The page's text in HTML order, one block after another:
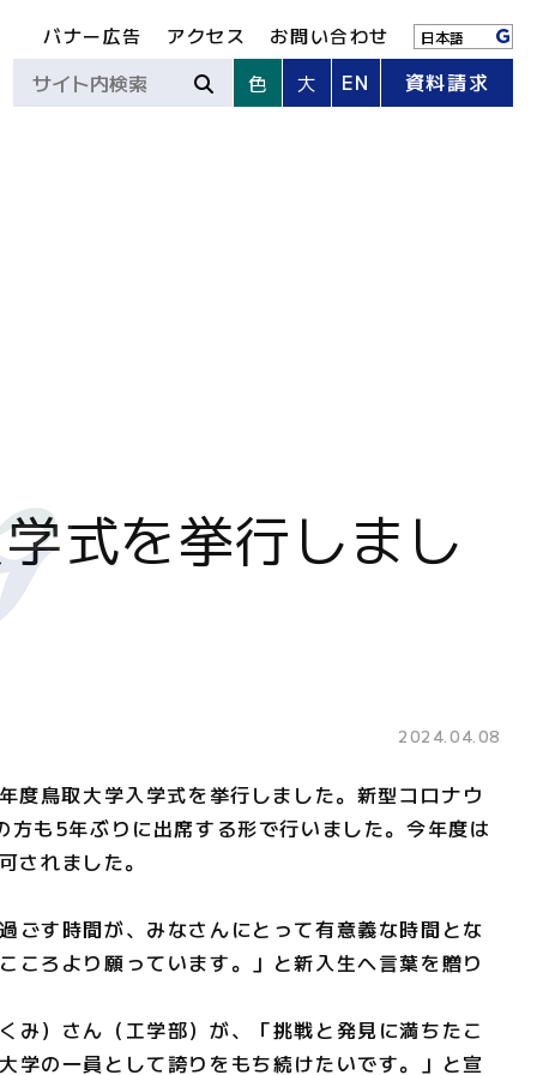
バナー広告 アクセス お問い合わせ
色 大 EN 資料請求
式を挙行しまし
2024.04.08
度鳥取大学入学式を挙行しました。新型コロナウ
も5年ぶりに出席する形で行いました。今年度は
れました。
す時間が、みなさんにとって有意義な時間とな
ころより願っています。」と新入生へ言葉を贈り
） さん（工学部）が、「挑戦と発見に満ちたこ
学の一員として誇りをもち続けたいです。」と宣